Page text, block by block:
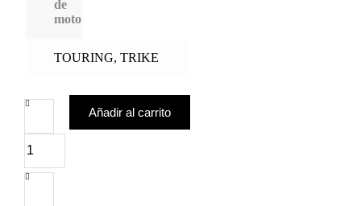
de
moto
TOURING, TRIKE
Añadir al carrito